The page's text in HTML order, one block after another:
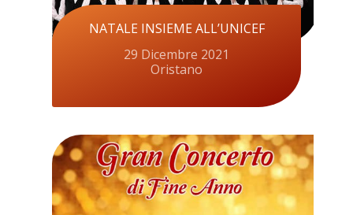
NATALE INSIEME ALL’UNICEF
29 Dicembre 2021
Oristano